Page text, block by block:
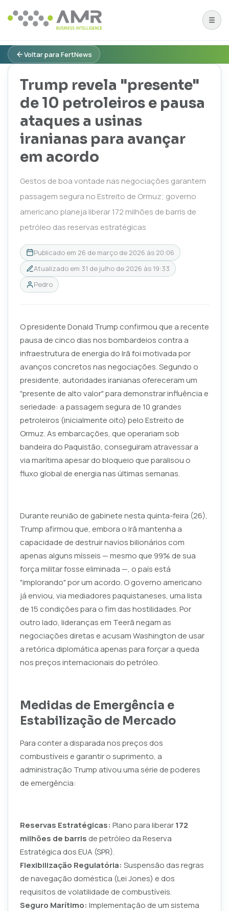
Voltar para FertNews
Trump revela "presente"
de 10 petroleiros e pausa
ataques a usinas
iranianas para avançar
em acordo
Gestos de boa vontade nas negociações garantem
passagem segura no Estreito de Ormuz; governo
americano planeja liberar 172 milhões de barris de
petróleo das reservas estratégicas
Publicado em 26 de março de 2026 às 20:06
Atualizado em 31 de julho de 2026 às 19:33
Pedro
O presidente Donald Trump confirmou que a recente
pausa de cinco dias nos bombardeios contra a
infraestrutura de energia do Irã foi motivada por
avanços concretos nas negociações. Segundo o
presidente, autoridades iranianas ofereceram um
"presente de alto valor" para demonstrar influência e
seriedade: a passagem segura de 10 grandes
petroleiros (inicialmente oito) pelo Estreito de
Ormuz. As embarcações, que operariam sob
bandeira do Paquistão, conseguiram atravessar a
via marítima apesar do bloqueio que paralisou o
fluxo global de energia nas últimas semanas.
Durante reunião de gabinete nesta quinta-feira (26),
Trump afirmou que, embora o Irã mantenha a
capacidade de destruir navios bilionários com
apenas alguns mísseis — mesmo que 99% de sua
força militar fosse eliminada —, o país está
"implorando" por um acordo. O governo americano
já enviou, via mediadores paquistaneses, uma lista
de 15 condições para o fim das hostilidades. Por
outro lado, lideranças em Teerã negam as
negociações diretas e acusam Washington de usar
a retórica diplomática apenas para forçar a queda
nos preços internacionais do petróleo.
Medidas de Emergência e
Estabilização de Mercado
Para conter a disparada nos preços dos
combustíveis e garantir o suprimento, a
administração Trump ativou uma série de poderes
de emergência:
Reservas Estratégicas: Plano para liberar172
milhões de barris de petróleo da Reserva
Estratégica dos EUA (SPR).
Flexibilização Regulatória: Suspensão das regras
de navegação doméstica (Lei Jones) e dos
requisitos de volatilidade de combustíveis.
Seguro Marítimo: Implementação de um sistema